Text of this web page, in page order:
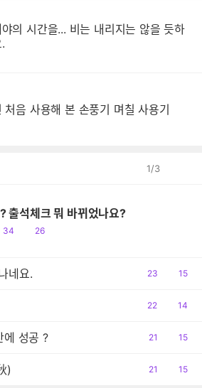
야의 시간을... 비는 내리지는 않을 듯하
처음 사용해 본 손풍기 며칠 사용기
1/3
출석체크 뭐 바뀌었나요?
공
34
댓
26
네요.
공
23
댓
15
공
22
댓
14
에 성공 ?
공
21
댓
15
)
공
21
댓
15